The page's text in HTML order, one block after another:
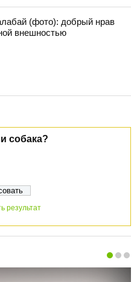
(фото): добрый нрав
внешностью
собака?
результат